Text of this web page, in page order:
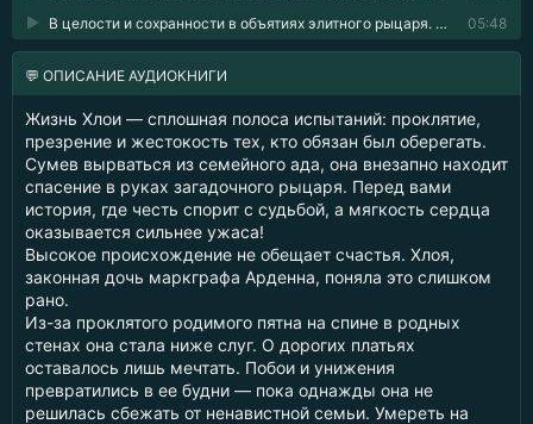
05:48
В целости и сохранности в объятиях элитного рыцаря. Книга 1 09
💬 ОПИСАНИЕ АУДИОКНИГИ
Жизнь Хлои — сплошная полоса испытаний: проклятие,
презрение и жестокость тех, кто обязан был оберегать.
Сумев вырваться из семейного ада, она внезапно находит
спасение в руках загадочного рыцаря. Перед вами
история, где честь спорит с судьбой, а мягкость сердца
оказывается сильнее ужаса!
Высокое происхождение не обещает счастья. Хлоя,
законная дочь маркграфа Арденна, поняла это слишком
рано.
Из-за проклятого родимого пятна на спине в родных
стенах она стала ниже слуг. О дорогих платьях
оставалось лишь мечтать. Побои и унижения
превратились в ее будни — пока однажды она не
решилась сбежать от ненавистной семьи. Умереть на